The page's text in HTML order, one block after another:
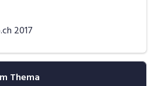
2017
Thema